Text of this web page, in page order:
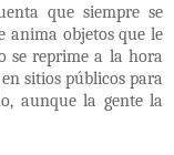
que siempre se
anima objetos que le
se reprime a la hora
sitios públicos para
aunque la gente la